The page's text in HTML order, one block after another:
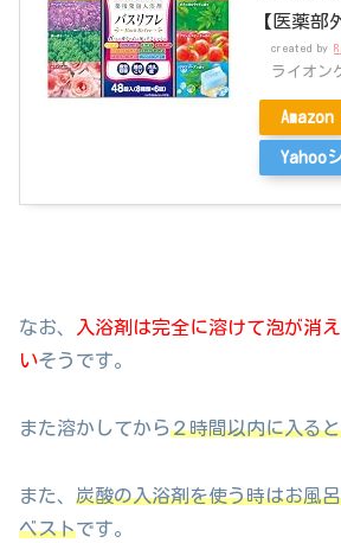
【医薬部
created by
ライオン
Amazon
Yahoo
なお、
入浴剤は完全に溶けて泡が消
いそうです。
また溶かしてから２時間以内に入る
また、 炭酸の入浴剤を使う時はお風
ベストです。